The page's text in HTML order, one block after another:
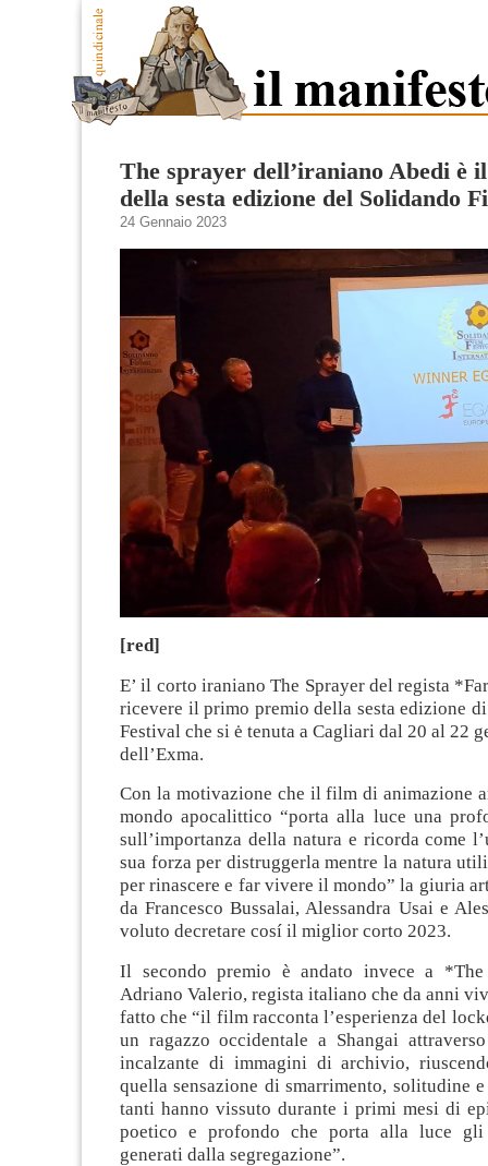
The sprayer dell’iraniano Abedi è
della sesta edizione del Solidando
24 Gennaio 2023
[red]
E’ il corto iraniano The Sprayer del regista
ricevere il primo premio della sesta edizione
Festival che si ė tenuta a Cagliari dal 20 al 22
dell’Exma.
Con la motivazione che il film di animazione
mondo apocalittico “porta alla luce una
sull’importanza della natura e ricorda come
sua forza per distruggerla mentre la natura
per rinascere e far vivere il mondo” la giuria
da Francesco Bussalai, Alessandra Usai e
voluto decretare cosí il miglior corto 2023.
Il secondo premio è andato invece a
Adriano Valerio, regista italiano che da anni
fatto che “il film racconta l’esperienza del
un ragazzo occidentale a Shangai
incalzante di immagini di archivio,
quella sensazione di smarrimento, solitudine
tanti hanno vissuto durante i primi mesi di
poetico e profondo che porta alla luce
generati dalla segregazione”.